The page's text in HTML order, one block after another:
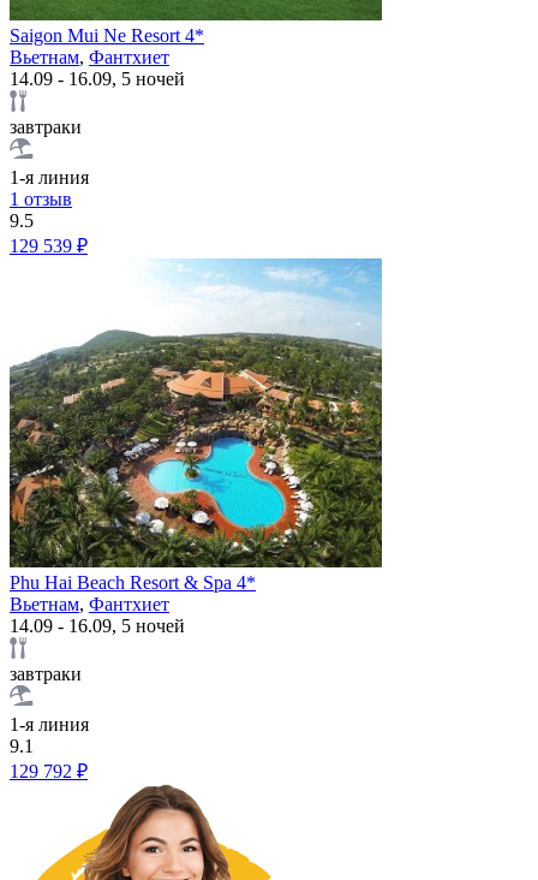
Saigon Mui Ne Resort 4*
Вьетнам, Фантхиет
14.09 - 16.09, 5 ночей
завтраки
1-я линия
1 отзыв
9.5
129 539 ₽
Phu Hai Beach Resort & Spa 4*
Вьетнам, Фантхиет
14.09 - 16.09, 5 ночей
завтраки
1-я линия
9.1
129 792 ₽